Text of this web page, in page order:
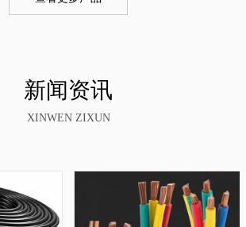
新闻资讯
XINWEN ZIXUN